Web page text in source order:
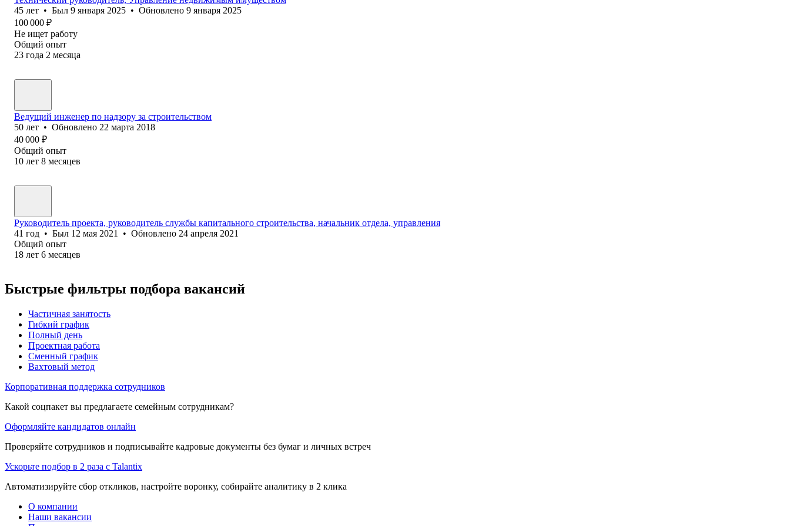
45 лет • Был 9 января 2025 • Обновлено 9 января 2025
100 000 ₽
Не ищет работу
Общий опыт
23 года 2 месяца
Ведущий инженер по надзору за строительством
50 лет • Обновлено 22 марта 2018
40 000 ₽
Общий опыт
10 лет 8 месяцев
Руководитель проекта, руководитель службы капитального строительства, начальник отдела, управления
41 год • Был 12 мая 2021 • Обновлено 24 апреля 2021
Общий опыт
18 лет 6 месяцев
Быстрые фильтры подбора вакансий
Частичная занятость
Гибкий график
Полный день
Проектная работа
Сменный график
Вахтовый метод
Корпоративная поддержка сотрудников
Какой соцпакет вы предлагаете семейным сотрудникам?
Оформляйте кандидатов онлайн
Проверяйте сотрудников и подписывайте кадровые документы без бумаг и личных встреч
Ускорьте подбор в 2 раза с Talantix
Автоматизируйте сбор откликов, настройте воронку, собирайте аналитику в 2 клика
О компании
Наши вакансии